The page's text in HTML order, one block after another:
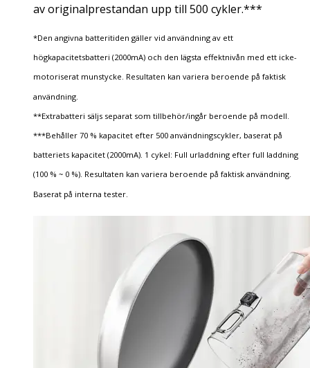
av originalprestandan upp till 500 cykler.***
*Den angivna batteritiden gäller vid användning av ett
högkapacitetsbatteri (2000mA) och den lägsta effektnivån med ett icke-
motoriserat munstycke. Resultaten kan variera beroende på faktisk
användning.
**Extrabatteri säljs separat som tillbehör/ingår beroende på modell.
***Behåller 70 % kapacitet efter 500 användningscykler, baserat på
batteriets kapacitet (2000mA). 1 cykel: Full urladdning efter full laddning
(100 % ~ 0 %). Resultaten kan variera beroende på faktisk användning.
Baserat på interna tester.